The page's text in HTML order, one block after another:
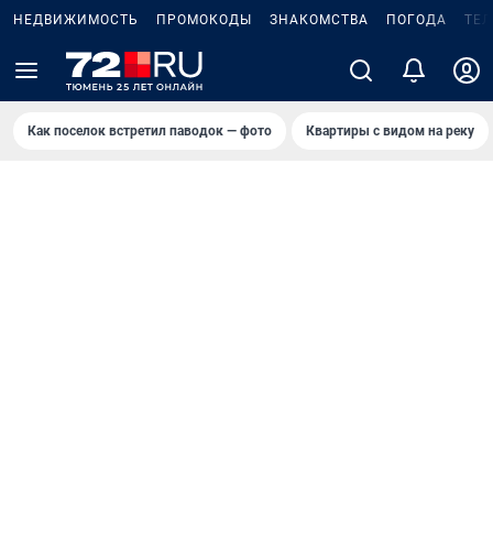
НЕДВИЖИМОСТЬ ПРОМОКОДЫ ЗНАКОМСТВА ПОГОДА
Как поселок встретил паводок — фото Квартиры с видом на реку